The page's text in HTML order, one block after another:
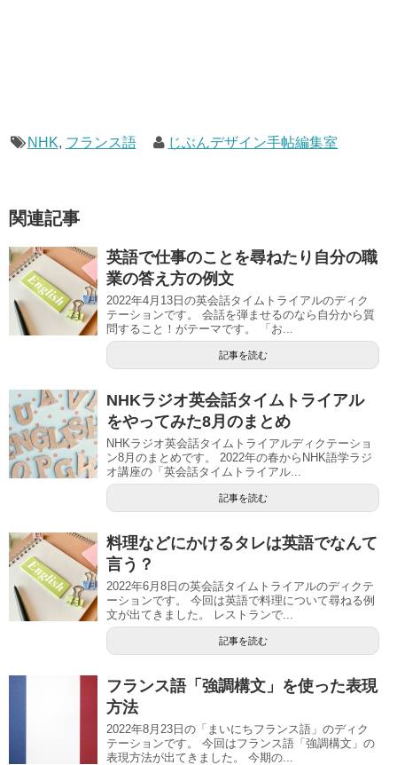
NHK, フランス語 じぶんデザイン手帖編集室
関連記事
英語で仕事のことを尋ねたり自分の職
業の答え方の例文
2022年4月13日の英会話タイムトライアルのディク
テーションです。 会話を弾ませるのなら自分から質
問すること！がテーマです。 「お...
記事を読む
NHKラジオ英会話タイムトライアル
をやってみた8月のまとめ
NHKラジオ英会話タイムトライアルディクテーショ
ン8月のまとめです。 2022年の春からNHK語学ラジ
オ講座の「英会話タイムトライアル...
記事を読む
料理などにかけるタレは英語でなんて
言う？
2022年6月8日の英会話タイムトライアルのディクテ
ーションです。 今回は英語で料理について尋ねる例
文が出てきました。 レストランで...
記事を読む
フランス語「強調構文」を使った表現
方法
2022年8月23日の「まいにちフランス語」のディク
テーションです。 今回はフランス語「強調構文」の
表現方法が出てきました。 今期の...